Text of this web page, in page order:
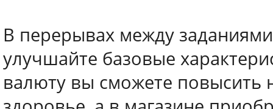
В перерывах между
улучшайте базовые
валюту вы сможете